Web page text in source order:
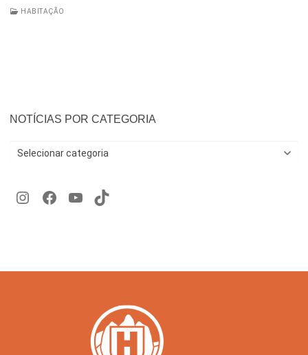
HABITAÇÃO
NOTÍCIAS POR CATEGORIA